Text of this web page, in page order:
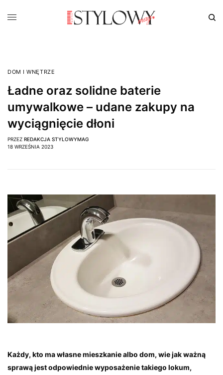
DOM I WNĘTRZE
Ładne oraz solidne baterie
umywalkowe – udane zakupy na
wyciągnięcie dłoni
PRZEZ REDAKCJA STYLOWYMAG
18 WRZEŚNIA 2023
Każdy, kto ma własne mieszkanie albo dom, wie jak ważną
sprawą jest odpowiednie wyposażenie takiego lokum,